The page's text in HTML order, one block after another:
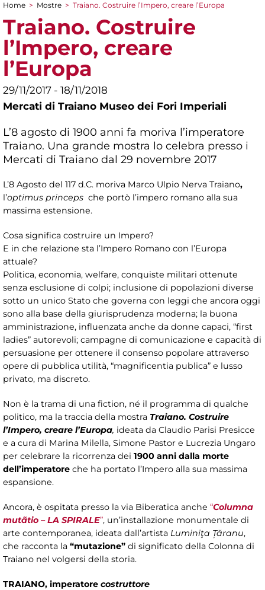
Tu sei qui
Home > Mostre > Traiano. Costruire l’Impero, creare l’Europa
Traiano. Costruire
l’Impero, creare
l’Europa
29/11/2017 - 18/11/2018
Mercati di Traiano Museo dei Fori Imperiali
L’8 agosto di 1900 anni fa moriva l’imperatore
Traiano. Una grande mostra lo celebra presso i
Mercati di Traiano dal 29 novembre 2017
L’8 Agosto del 117 d.C. moriva Marco Ulpio Nerva Traiano,
l’optimus princeps che portò l’impero romano alla sua
massima estensione.
Cosa significa costruire un Impero?
E in che relazione sta l’Impero Romano con l’Europa
attuale?
Politica, economia, welfare, conquiste militari ottenute
senza esclusione di colpi; inclusione di popolazioni diverse
sotto un unico Stato che governa con leggi che ancora oggi
sono alla base della giurisprudenza moderna; la buona
amministrazione, influenzata anche da donne capaci, “first
ladies” autorevoli; campagne di comunicazione e capacità di
persuasione per ottenere il consenso popolare attraverso
opere di pubblica utilità, “magnificentia publica” e lusso
privato, ma discreto.
Non è la trama di una fiction, né il programma di qualche
politico, ma la traccia della mostra Traiano. Costruire
l’Impero, creare l’Europa, ideata da Claudio Parisi Presicce
e a cura di Marina Milella, Simone Pastor e Lucrezia Ungaro
per celebrare la ricorrenza dei 1900 anni dalla morte
dell’imperatore che ha portato l’Impero alla sua massima
espansione.
Ancora, è ospitata presso la via Biberatica anche “Columna
mutãtio – LA SPIRALE”, un’installazione monumentale di
arte contemporanea, ideata dall’artista Luminiţa Țăranu,
che racconta la “mutazione” di significato della Colonna di
Traiano nel volgersi della storia.
TRAIANO, imperatore costruttore